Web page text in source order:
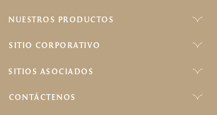
NUESTROS PRODUCTOS
SITIO CORPORATIVO
SITIOS ASOCIADOS
CONTÁCTENOS